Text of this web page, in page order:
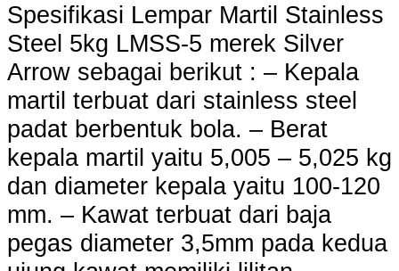
Spesifikasi Lempar Martil Stainless
Steel 5kg LMSS-5 merek Silver
Arrow sebagai berikut : – Kepala
martil terbuat dari stainless steel
padat berbentuk bola. – Berat
kepala martil yaitu 5,005 – 5,025 kg
dan diameter kepala yaitu 100-120
mm. – Kawat terbuat dari baja
pegas diameter 3,5mm pada kedua